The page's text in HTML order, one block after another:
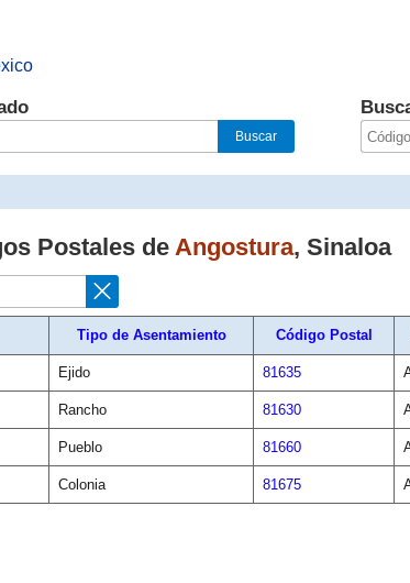
Postales de Angostura, Sinaloa
Tipo de Asentamiento Código Postal
Ejido 81635
Rancho 81630
Pueblo 81660
Colonia 81675